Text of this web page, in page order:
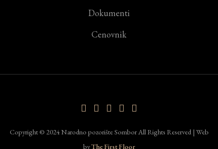
Dokumenti
Cenovnik
Copyright © 2024 Narodno pozorište Sombor All Rights Reserved | Web
byThe First Floor